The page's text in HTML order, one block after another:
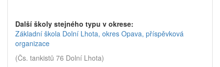
Další školy stejného typu v okrese:
Základní škola Dolní Lhota, okres Opava, příspěvková
organizace
(Čs. tankistů 76 Dolní Lhota)